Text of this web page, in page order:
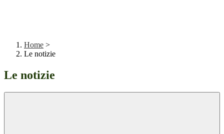
Home >
Le notizie
Le notizie